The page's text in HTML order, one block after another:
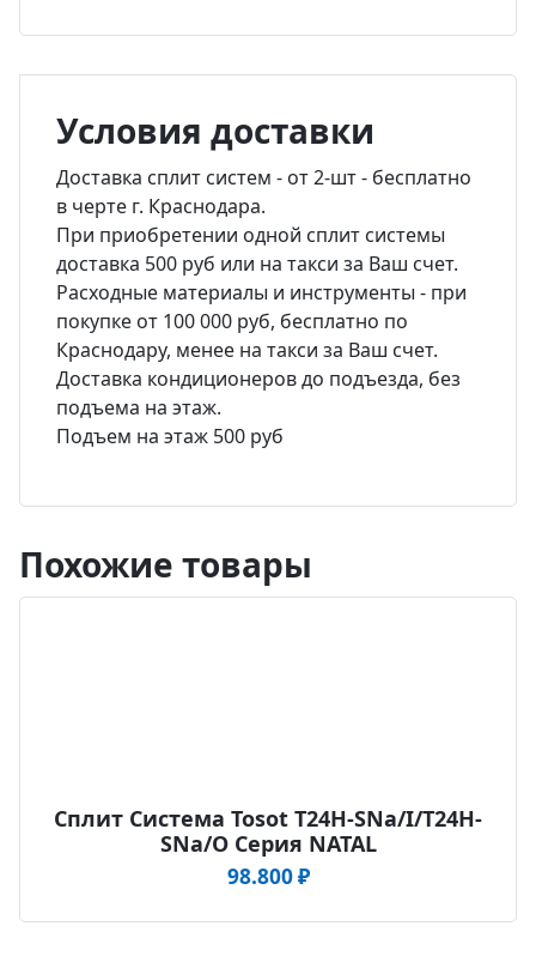
Условия доставки
Доставка сплит систем - от 2-шт - бесплатно
в черте г. Краснодара.
При приобретении одной сплит системы
доставка 500 руб или на такси за Ваш счет.
Расходные материалы и инструменты - при
покупке от 100 000 руб, бесплатно по
Краснодару, менее на такси за Ваш счет.
Доставка кондиционеров до подъезда, без
подъема на этаж.
Подъем на этаж 500 руб
Похожие товары
Сплит Система Tosot T24H-SNa/I/T24H-
SNa/O Серия NATAL
98.800₽